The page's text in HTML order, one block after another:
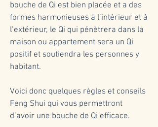
bouche de Qi est bien placée et a des
formes harmonieuses à l’intérieur et à
l’extérieur, le Qi qui pénètrera dans la
maison ou appartement sera un Qi
positif et soutiendra les personnes y
habitant.
Voici donc quelques règles et conseils
Feng Shui qui vous permettront
d’avoir une bouche de Qi efficace.